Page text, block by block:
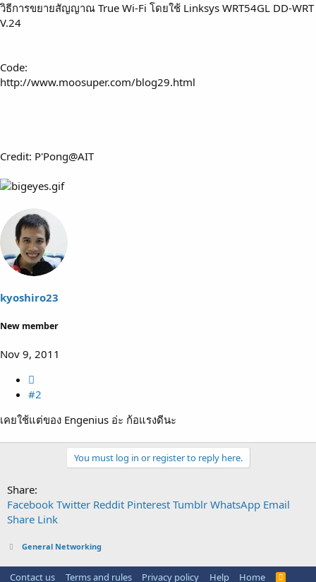
วิธีการขยายสัญญาณ True Wi-Fi โดยใช้ Linksys WRT54GL DD-WRT
V.24
Code:
http://www.moosuper.com/blog29.html
Credit: P'Pong@AIT
kyoshiro23
New member
Nov 9, 2011
#2
เคยใช้แต่ของ Engenius อ่ะ ก้อแรงดีนะ
You must log in or register to reply here.
Share:
Facebook Twitter Reddit Pinterest Tumblr WhatsApp Email
Share Link
General Networking
Contact us Terms and rules Privacy policy Help Home
R